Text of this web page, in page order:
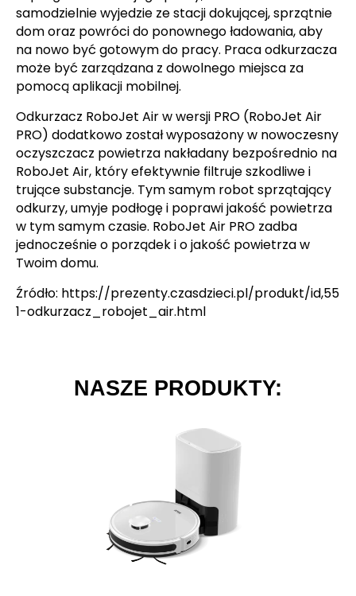
samodzielnie wyjedzie ze stacji dokującej, sprzątnie
dom oraz powróci do ponownego ładowania, aby
na nowo być gotowym do pracy. Praca odkurzacza
może być zarządzana z dowolnego miejsca za
pomocą aplikacji mobilnej.
Odkurzacz RoboJet Air w wersji PRO (RoboJet Air
PRO) dodatkowo został wyposażony w nowoczesny
oczyszczacz powietrza nakładany bezpośrednio na
RoboJet Air, który efektywnie filtruje szkodliwe i
trujące substancje. Tym samym robot sprzątający
odkurzy, umyje podłogę i poprawi jakość powietrza
w tym samym czasie. RoboJet Air PRO zadba
jednocześnie o porządek i o jakość powietrza w
Twoim domu.
Źródło: https://prezenty.czasdzieci.pl/produkt/id,55
1-odkurzacz_robojet_air.html
NASZE PRODUKTY: